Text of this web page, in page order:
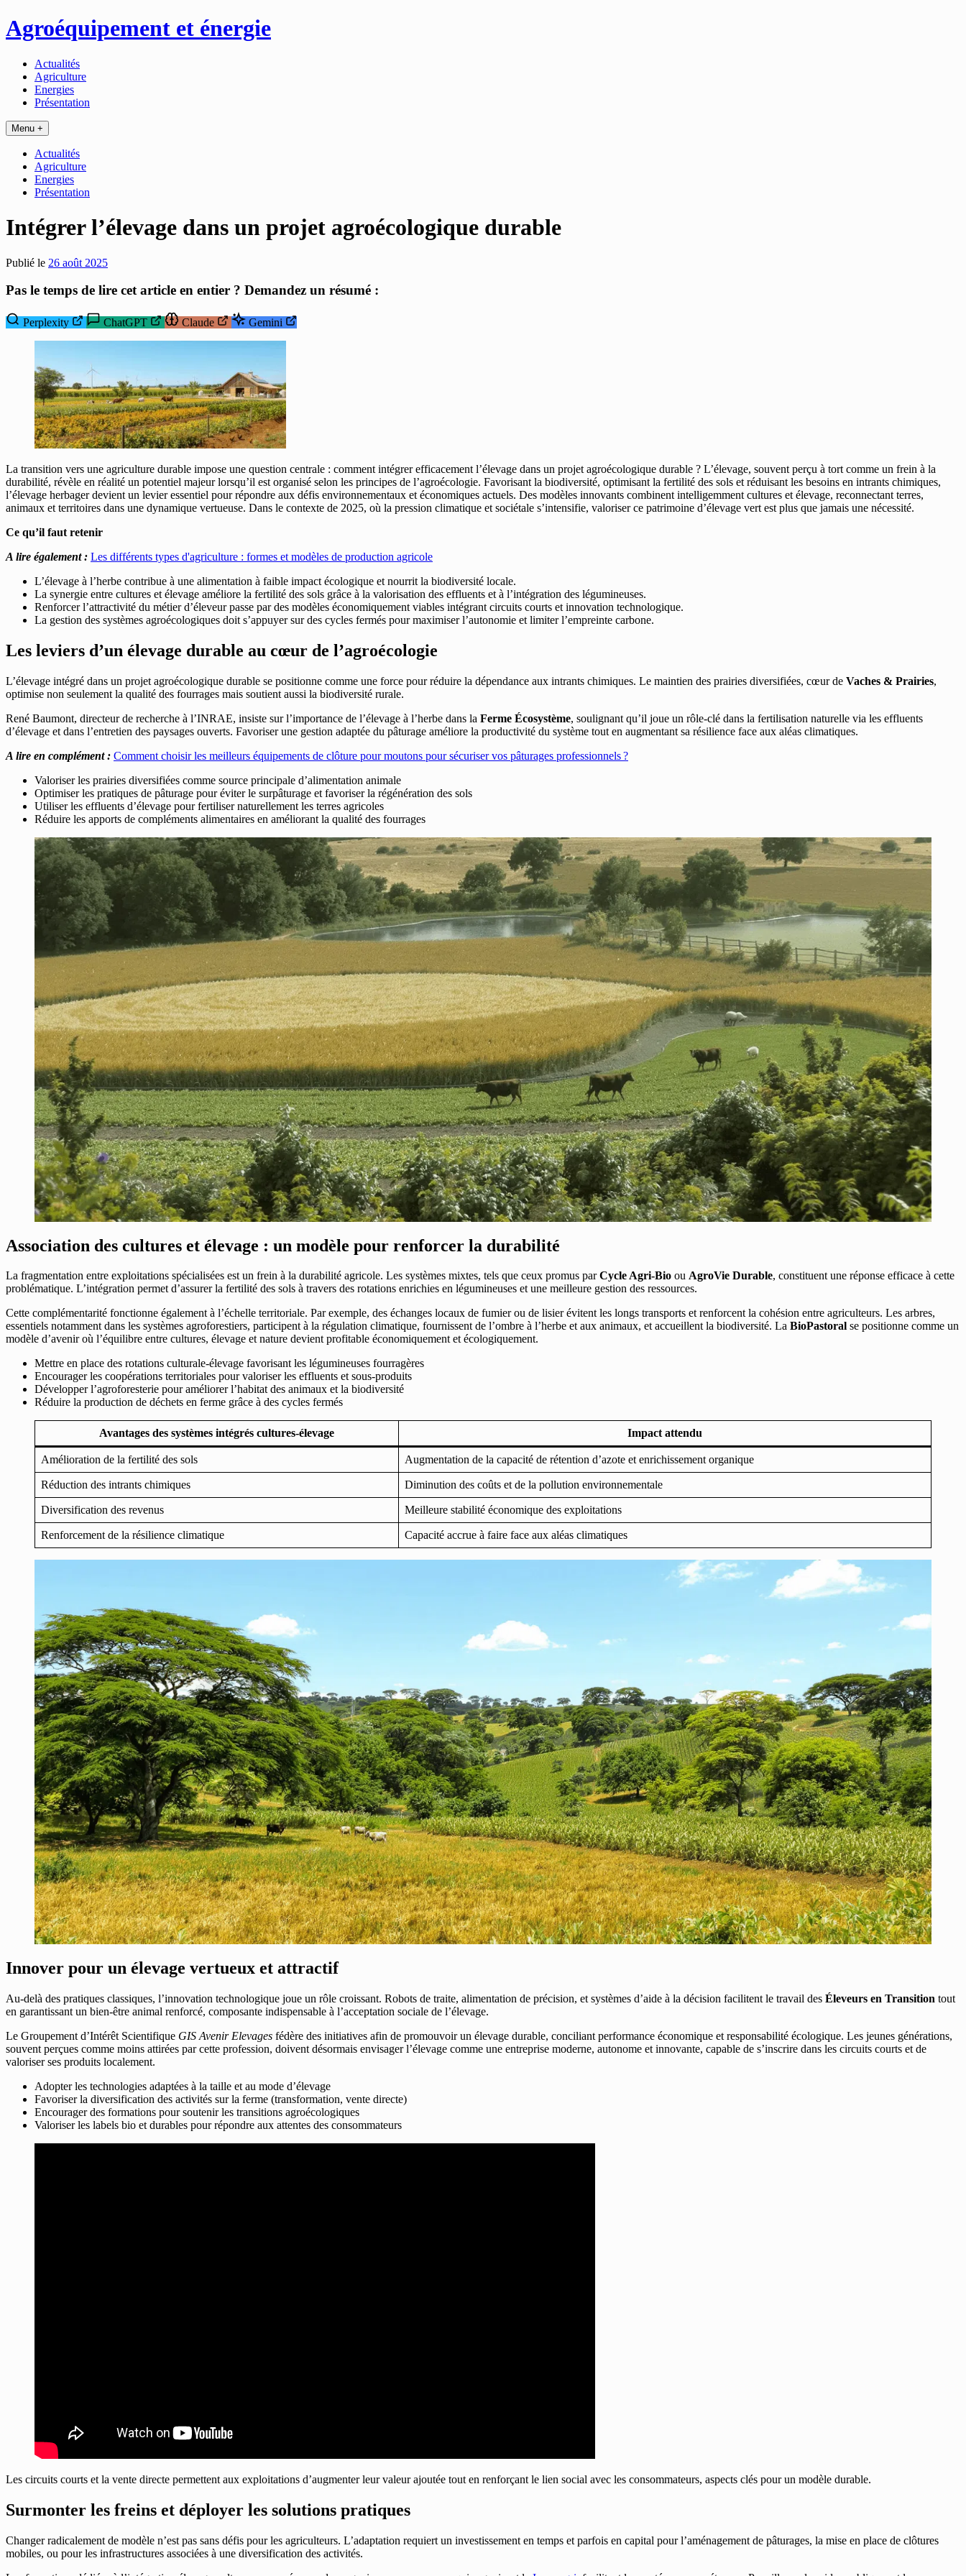
Passer
au
Agroéquipement et énergie
Actualités
Agriculture
Energies
Présentation
Menu +
Actualités
Agriculture
Energies
Présentation
Intégrer l’élevage dans un projet agroécologique durable
Publié le 26 août 2025
Pas le temps de lire cet article en entier ? Demandez un résumé :
Perplexity ChatGPT Claude Gemini
La transition vers une agriculture durable impose une question centrale : comment intégrer efficacement l’élevage dans un projet agroécologique durable ? L’élevage, souvent perçu à tort comme un frein à la
durabilité, révèle en réalité un potentiel majeur lorsqu’il est organisé selon les principes de l’agroécologie. Favorisant la biodiversité, optimisant la fertilité des sols et réduisant les besoins en intrants chimiques,
l’élevage herbager devient un levier essentiel pour répondre aux défis environnementaux et économiques actuels. Des modèles innovants combinent intelligemment cultures et élevage, reconnectant terres,
animaux et territoires dans une dynamique vertueuse. Dans le contexte de 2025, où la pression climatique et sociétale s’intensifie, valoriser ce patrimoine d’élevage vert est plus que jamais une nécessité.
Ce qu’il faut retenir
A lire également : Les différents types d'agriculture : formes et modèles de production agricole
L’élevage à l’herbe contribue à une alimentation à faible impact écologique et nourrit la biodiversité locale.
La synergie entre cultures et élevage améliore la fertilité des sols grâce à la valorisation des effluents et à l’intégration des légumineuses.
Renforcer l’attractivité du métier d’éleveur passe par des modèles économiquement viables intégrant circuits courts et innovation technologique.
La gestion des systèmes agroécologiques doit s’appuyer sur des cycles fermés pour maximiser l’autonomie et limiter l’empreinte carbone.
Les leviers d’un élevage durable au cœur de l’agroécologie
L’élevage intégré dans un projet agroécologique durable se positionne comme une force pour réduire la dépendance aux intrants chimiques. Le maintien des prairies diversifiées, cœur de Vaches & Prairies,
optimise non seulement la qualité des fourrages mais soutient aussi la biodiversité rurale.
René Baumont, directeur de recherche à l’INRAE, insiste sur l’importance de l’élevage à l’herbe dans la Ferme Écosystème, soulignant qu’il joue un rôle-clé dans la fertilisation naturelle via les effluents
d’élevage et dans l’entretien des paysages ouverts. Favoriser une gestion adaptée du pâturage améliore la productivité du système tout en augmentant sa résilience face aux aléas climatiques.
A lire en complément : Comment choisir les meilleurs équipements de clôture pour moutons pour sécuriser vos pâturages professionnels ?
Valoriser les prairies diversifiées comme source principale d’alimentation animale
Optimiser les pratiques de pâturage pour éviter le surpâturage et favoriser la régénération des sols
Utiliser les effluents d’élevage pour fertiliser naturellement les terres agricoles
Réduire les apports de compléments alimentaires en améliorant la qualité des fourrages
Association des cultures et élevage : un modèle pour renforcer la durabilité
La fragmentation entre exploitations spécialisées est un frein à la durabilité agricole. Les systèmes mixtes, tels que ceux promus parCycle Agri-Bio ou AgroVie Durable, constituent une réponse efficace à cette
problématique. L’intégration permet d’assurer la fertilité des sols à travers des rotations enrichies en légumineuses et une meilleure gestion des ressources.
Cette complémentarité fonctionne également à l’échelle territoriale. Par exemple, des échanges locaux de fumier ou de lisier évitent les longs transports et renforcent la cohésion entre agriculteurs. Les arbres,
essentiels notamment dans les systèmes agroforestiers, participent à la régulation climatique, fournissent de l’ombre à l’herbe et aux animaux, et accueillent la biodiversité. La BioPastoral se positionne comme un
modèle d’avenir où l’équilibre entre cultures, élevage et nature devient profitable économiquement et écologiquement.
Mettre en place des rotations culturale-élevage favorisant les légumineuses fourragères
Encourager les coopérations territoriales pour valoriser les effluents et sous-produits
Développer l’agroforesterie pour améliorer l’habitat des animaux et la biodiversité
Réduire la production de déchets en ferme grâce à des cycles fermés
Avantages des systèmes intégrés cultures-élevage Impact attendu
Amélioration de la fertilité des sols Augmentation de la capacité de rétention d’azote et enrichissement organique
Réduction des intrants chimiques Diminution des coûts et de la pollution environnementale
Diversification des revenus Meilleure stabilité économique des exploitations
Renforcement de la résilience climatique Capacité accrue à faire face aux aléas climatiques
Innover pour un élevage vertueux et attractif
Au-delà des pratiques classiques, l’innovation technologique joue un rôle croissant. Robots de traite, alimentation de précision, et systèmes d’aide à la décision facilitent le travail des Éleveurs en Transition tout
en garantissant un bien-être animal renforcé, composante indispensable à l’acceptation sociale de l’élevage.
Le Groupement d’Intérêt Scientifique GIS Avenir Elevages fédère des initiatives afin de promouvoir un élevage durable, conciliant performance économique et responsabilité écologique. Les jeunes générations,
souvent perçues comme moins attirées par cette profession, doivent désormais envisager l’élevage comme une entreprise moderne, autonome et innovante, capable de s’inscrire dans les circuits courts et de
valoriser ses produits localement.
Adopter les technologies adaptées à la taille et au mode d’élevage
Favoriser la diversification des activités sur la ferme (transformation, vente directe)
Encourager des formations pour soutenir les transitions agroécologiques
Valoriser les labels bio et durables pour répondre aux attentes des consommateurs
Les circuits courts et la vente directe permettent aux exploitations d’augmenter leur valeur ajoutée tout en renforçant le lien social avec les consommateurs, aspects clés pour un modèle durable.
Surmonter les freins et déployer les solutions pratiques
Changer radicalement de modèle n’est pas sans défis pour les agriculteurs. L’adaptation requiert un investissement en temps et parfois en capital pour l’aménagement de pâturages, la mise en place de clôtures
mobiles, ou pour les infrastructures associées à une diversification des activités.